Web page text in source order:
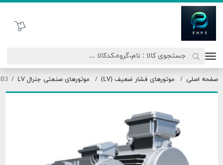
اتحاد نیروی پیشگام صنعت
موتورهای فشار ضعیف (LV) موتورهای صنعتی جنرال LV 3B3